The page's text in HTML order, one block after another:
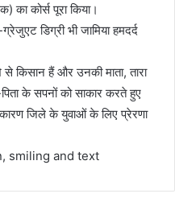
का कोर्स पूरा किया।
डिग्री भी जामिया हमदर्द
किसान हैं और उनकी माता, तारा
के सपनों को साकार करते हुए
जिले के युवाओं के लिए प्रेरणा